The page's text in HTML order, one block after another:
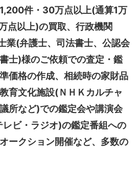
件・30万点以上(通算1万
点以上)の買取、行政機関
業(弁護士、司法書士、公認会
士)様のご依頼での査定・鑑
価格の作成、相続時の家財品
育文化施設(ＮＨＫカルチャ
所など)での鑑定会や講演会
ビ・ラジオ)の鑑定番組への
ークション開催など、多数の